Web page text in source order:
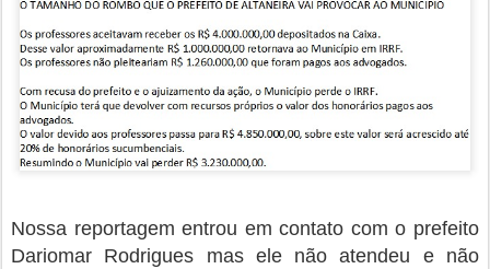
Nossa reportagem entrou em contato com o prefeito
Dariomar Rodrigues mas ele não atendeu e não